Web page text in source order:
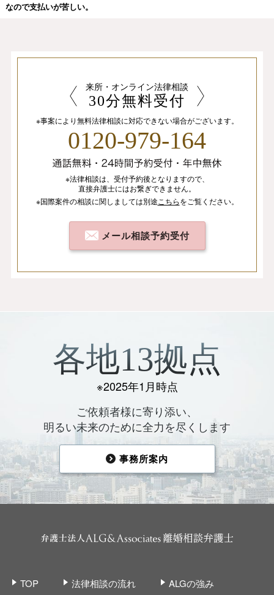
なので支払いが苦しい。
来所・オンライン法律相談
30分無料受付
※事案により無料法律相談に対応できない場合がございます。
0120-979-164
※法律相談は、 受付予約後となりますので、
直接弁護士にはお繋ぎできません。
※国際案件の相談に関しましては別途 こちらをご覧ください。
メール相談予約受付
各地13拠点
※2025年1月時点
ご依頼者様に寄り添い、
明るい未来のために全力を尽くします
事務所案内
TOP 法律相談の流れ
ALGの強み